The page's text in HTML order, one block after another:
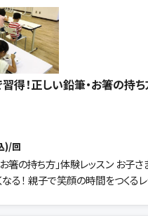
身に付けます お子さんの「鉛筆・
習します。 いろんなものを掴み楽
ション）があります。 これは「やら
さんが「やりたくなるお箸の持ち方
・忙しくても時間を上手に使
ュニケーションがとれます ・できる
子さんが自立します ・今まで以
・お箸が上手に持てると、お子
ります ・お母さんがプラスに変わ
きます！ お子さん
まで、 楽しく学べるレッスンです。
の正しい食べ方をはじめ お子さ
のマナー習得に。 お箸の正しい使い
食べ方を、 実践を通してわかり
• 実際に近い形で実践型だからリ
から丁寧に指導 • 食事ノマナーも
限なし(親子参加歓迎) ＜こんなことが
ます＞ お箸で魚を上手に食べられ
手…」そんなお子さまも大歓迎! 焼
それは一生役立つマナーです。
い方から焼き魚の食べ方まで、
い方を
得！正しい鉛筆・お箸の持
)/回
箸の持ち方」体験レッスン お子
る！ 親子で笑顔の時間をつくる